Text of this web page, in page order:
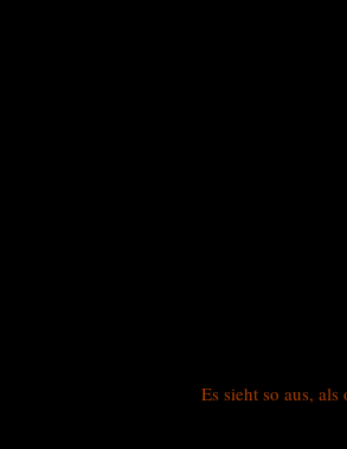
Es sieht so aus,